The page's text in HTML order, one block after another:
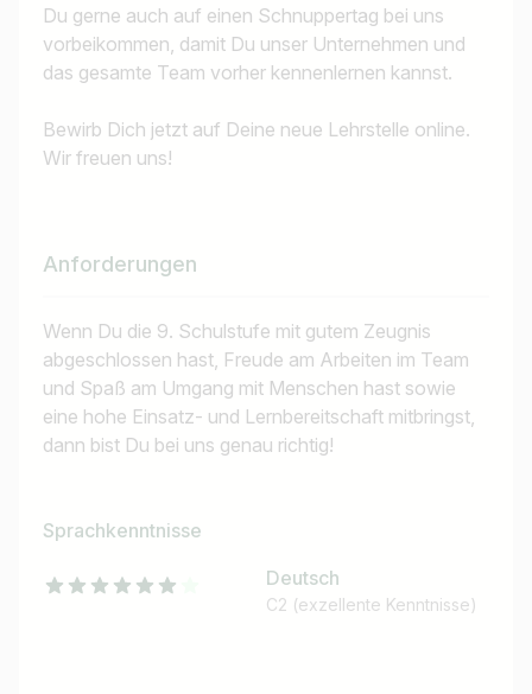
Du gerne auch auf einen Schnuppertag bei uns
vorbeikommen, damit Du unser Unternehmen und
das gesamte Team vorher kennenlernen kannst.
Bewirb Dich jetzt auf Deine neue Lehrstelle online.
Wir freuen uns!
Anforderungen
Wenn Du die 9. Schulstufe mit gutem Zeugnis
abgeschlossen hast, Freude am Arbeiten im Team
und Spaß am Umgang mit Menschen hast sowie
eine hohe Einsatz- und Lernbereitschaft mitbringst,
dann bist Du bei uns genau richtig!
Sprachkenntnisse
Deutsch
C2 (exzellente Kenntnisse)